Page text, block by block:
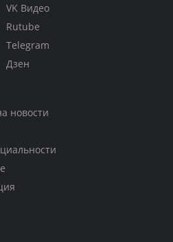
VK Видео
Rutube
Telegram
Дзен
новости